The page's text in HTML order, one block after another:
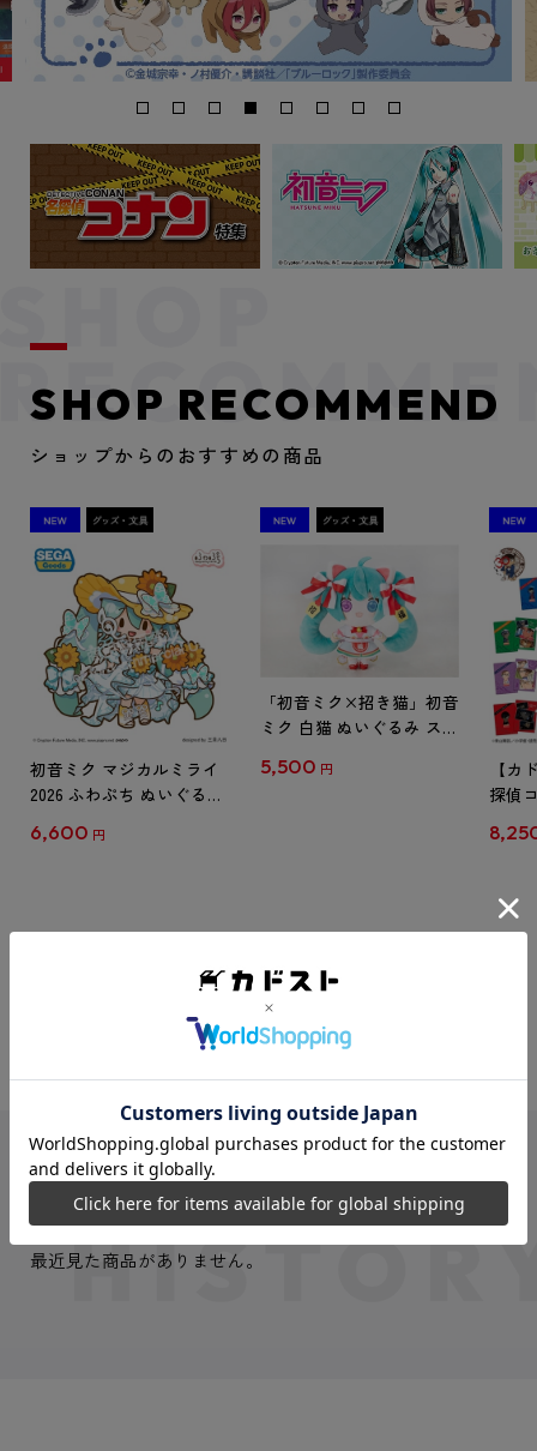
SHOP RECOMMEND
ショップからのおすすめの商品
初音ミク マジカルミライ
2026 ふわぷち ぬいぐるみ
6,600 円
「初音ミク×招き猫」初音
ミク 白猫 ぬいぐるみ スタ
5,500 円
【カ
探偵
クリ
最近見た商品
最近見た商品がありません。